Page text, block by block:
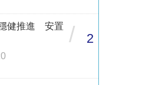
健推進 安置
/ 2